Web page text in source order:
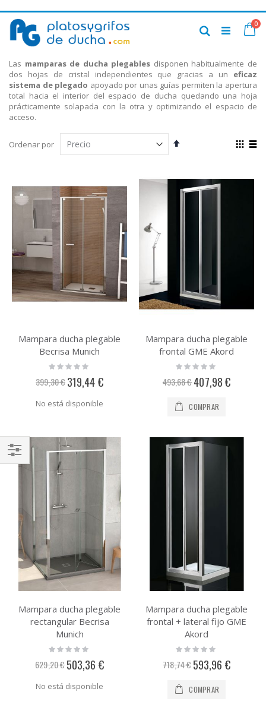
al
contenido
0
Buscar
Las mamparas de ducha plegables disponen habitualmente de
dos hojas de cristal independientes que gracias a un eficaz
sistema de plegado apoyado por unas guías permiten la apertura
total hacia el interior del espacio de ducha quedando una hoja
prácticamente solapada con la otra y optimizando el espacio de
acceso.
Ordenar por
Fijar
Ver
Mampara ducha plegable
Becrisa Munich
Rating:
0%
399,30 € Precio
especial
319,44 €
No está disponible
Mampara ducha plegable
frontal GME Akord
Rating:
0%
493,68 € Precio
especial
407,98 €
COMPRAR
Mampara ducha plegable
rectangular Becrisa
Munich
Rating:
0%
629,20 € Precio
especial
503,36 €
No está disponible
Mampara ducha plegable
frontal + lateral fijo GME
Akord
Rating:
0%
718,74 € Precio
especial
593,96 €
COMPRAR
Comprar